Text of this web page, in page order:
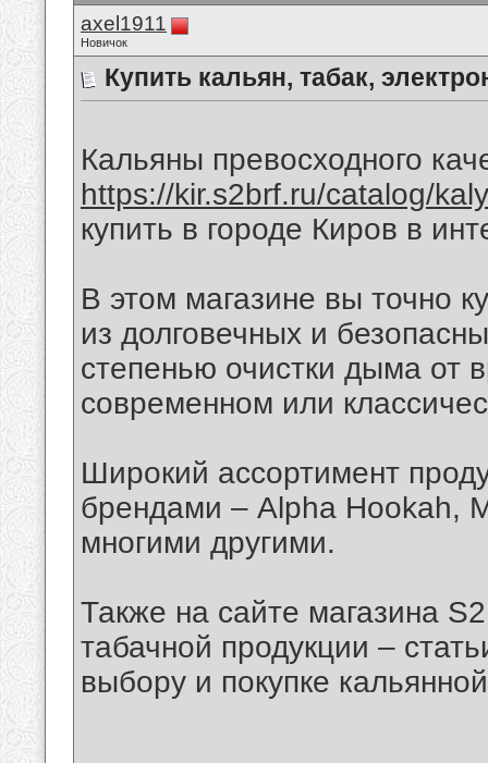
axel1911
Новичок
Купить кальян, табак,
Кальяны превосходного
https://kir.s2brf.ru/catalog/
купить в городе Киров в
В этом магазине вы точно
из долговечных и
степенью очистки дыма от
современном или
Широкий ассортимент
брендами – Alpha Hookah,
многими другими.
Также на сайте магазина
табачной продукции –
выбору и покупке